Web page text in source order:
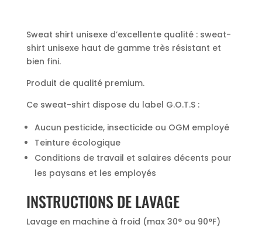
Sweat shirt unisexe d’excellente qualité : sweat-
shirt unisexe haut de gamme très résistant et
bien fini.
Produit de qualité premium.
Ce sweat-shirt dispose du label G.O.T.S :
Aucun pesticide, insecticide ou OGM employé
Teinture écologique
Conditions de travail et salaires décents pour
les paysans et les employés
INSTRUCTIONS DE LAVAGE
Lavage en machine à froid (max 30° ou 90°F)